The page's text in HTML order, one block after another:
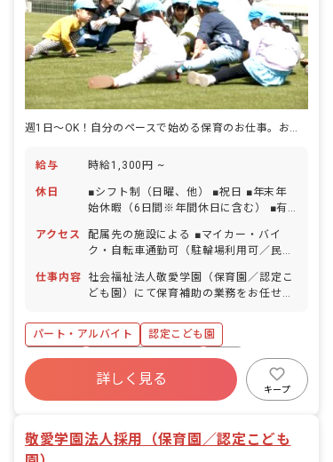
週1日～OK！自分のペースで始める保育のお仕事。お休みの相談がしやすいのも魅力♪
給与 時給1,300円 ~
休日
■シフト制（日曜、他） ■祝日 ■年末年
始休暇（6日間※年間休日に含む） ■有
得可／5日以上の連休相談OK） ■産前産
後・育児休暇（取得率100％・復帰率
100％） ■バースデイ休暇 ・お休みの取
りやすさについて ライフステージに合わ
がしやすい環境で、子育てや家庭との両
立も実現できます。
アクセス
配属先の施設による ■マイカー・バイ
ク・自転車通勤可（駐輪場利用可／民間
ため、採用後に各施設より案内いたしま
す）
仕事内容
社会福祉法人敬愛学園（保育園／認定こ
ども園）にて保育補助の業務をお任せし
境整備（掃除・遊具の消毒・給食の配
膳・午睡準備等） ・園庭の環境整備 ・
保育の補助 ・午睡の見守り等 ■勤務施設
以下いずれかの勤務になります。（応募
時にご相談ください。） 敬愛こども園：
みなみ野敬愛保育園：東京都八王子市七
パート・アルバイト
認定こども園
車通勤可
ボーナス・賞与あり
有給
福利厚生充実
昇給昇進あり
産休育休制度
詳しく見る
キープ
敬愛学園法人採用（保育園／認定こども